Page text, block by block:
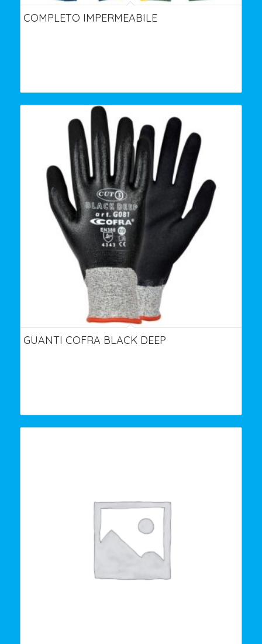
COMPLETO IMPERMEABILE
GUANTI COFRA BLACK DEEP